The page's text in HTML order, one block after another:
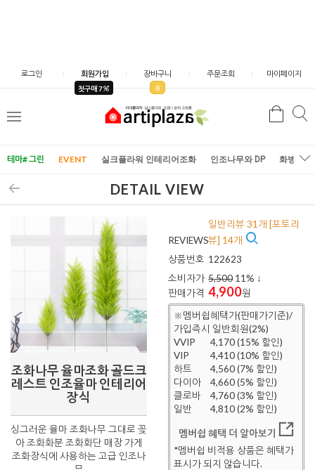
로그인 회원가입
첫구매 7
장바구니
0
주문조회 마이페이지
메
검
테마# 그린 EVENT 실크플라워 인테리어조화 인조나무와 DP 화병/화
DETAIL VIEW
조화나무 율마조화 골드크
레스트 인조율마 인테리어
장식
싱그러운 율마 조화나무 그대로 꽂
아 조화화분 조화화단 매장 가게
조화장식에 사용하는 고급 인조나
REVIEWS
일반리뷰 31개 [포토리
뷰] 14개
상품번호 122623
소비자가 5,500 11% ↓
판매가격 4,900원
※멤버쉽혜택가(판매가기준)/
가입즉시 일반회원(2%)
VVIP
4,170 (15% 할인)
VIP
4,410 (10% 할인)
하트
4,560 (7% 할인)
다이아
4,660 (5% 할인)
클로바
4,760 (3% 할인)
일반
4,810 (2% 할인)
멤버쉽 혜택 더 알아보기
*멤버쉽 비적용 상품은 혜택가
표시가 되지 않습니다.